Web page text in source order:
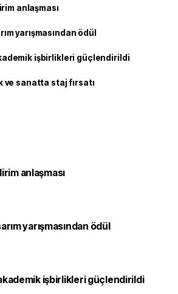
anlaşması
yarışmasından ödül
işbirlikleri güçlendirildi
ve sanatta staj fırsatı
anlaşması
yarışmasından ödül
işbirlikleri güçlendirildi